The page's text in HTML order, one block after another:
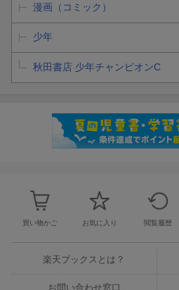
漫画（コミック）
少年
秋田書店 少年チャンピオンC
買い物かご お気に入り 閲覧履歴
楽天ブックスとは？
お問い合わせ窓口